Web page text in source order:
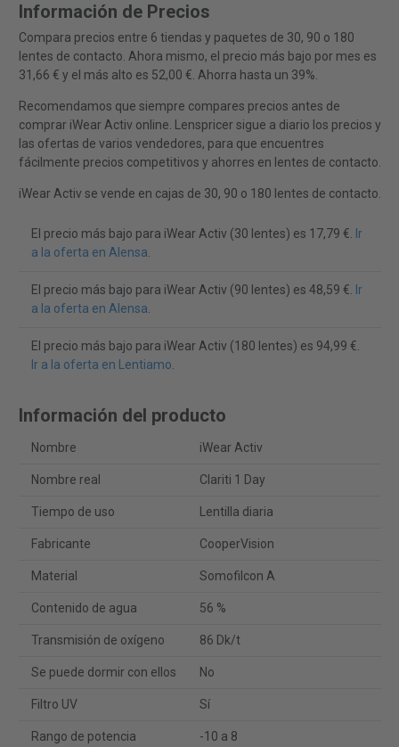
Información de Precios
Compara precios entre 6 tiendas y paquetes de 30, 90 o 180
lentes de contacto. Ahora mismo, el precio más bajo por mes es
31,66 € y el más alto es 52,00 €. Ahorra hasta un 39%.
Recomendamos que siempre compares precios antes de
comprar iWear Activ online. Lenspricer sigue a diario los precios y
las ofertas de varios vendedores, para que encuentres
fácilmente precios competitivos y ahorres en lentes de contacto.
iWear Activ se vende en cajas de 30, 90 o 180 lentes de contacto.
El precio más bajo para iWear Activ (30 lentes) es 17,79 €. Ir
a la oferta en Alensa.
El precio más bajo para iWear Activ (90 lentes) es 48,59 €. Ir
a la oferta en Alensa.
El precio más bajo para iWear Activ (180 lentes) es 94,99 €.
Ir a la oferta en Lentiamo.
Información del producto
Nombre iWear Activ
Nombre real Clariti 1 Day
Tiempo de uso Lentilla diaria
Fabricante CooperVision
Material Somofilcon A
Contenido de agua 56 %
Transmisión de oxígeno 86 Dk/t
Se puede dormir con ellos No
Filtro UV Sí
Rango de potencia -10 a 8